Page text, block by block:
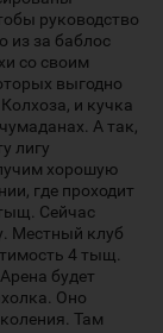
руководство
из за баблос
со своим
выгодно
и кучка
А так,
лигу
хорошую
где проходит
Сейчас
Местный клуб
4 тыщ.
будет
Оно
Там